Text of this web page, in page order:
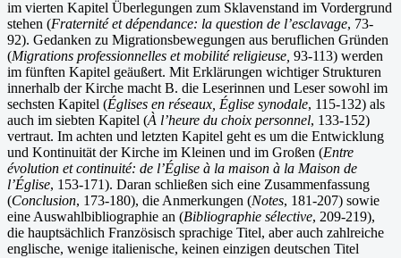
im vierten Kapitel Überlegungen zum Sklavenstand im Vordergrund
stehen (Fraternité et dépendance: la question de l’esclavage, 73-
92). Gedanken zu Migrationsbewegungen aus beruflichen Gründen
(Migrations professionnelles et mobilité religieuse, 93-113) werden
im fünften Kapitel geäußert. Mit Erklärungen wichtiger Strukturen
innerhalb der Kirche macht B. die Leserinnen und Leser sowohl im
sechsten Kapitel (Églises en réseaux, Église synodale, 115-132) als
auch im siebten Kapitel (À l’heure du choix personnel, 133-152)
vertraut. Im achten und letzten Kapitel geht es um die Entwicklung
und Kontinuität der Kirche im Kleinen und im Großen (Entre
évolution et continuité: de l’Église à la maison à la Maison de
l’Église, 153-171). Daran schließen sich eine Zusammenfassung
(Conclusion, 173-180), die Anmerkungen (Notes, 181-207) sowie
eine Auswahlbibliographie an (Bibliographie sélective, 209-219),
die hauptsächlich Französisch sprachige Titel, aber auch zahlreiche
englische, wenige italienische, keinen einzigen deutschen Titel